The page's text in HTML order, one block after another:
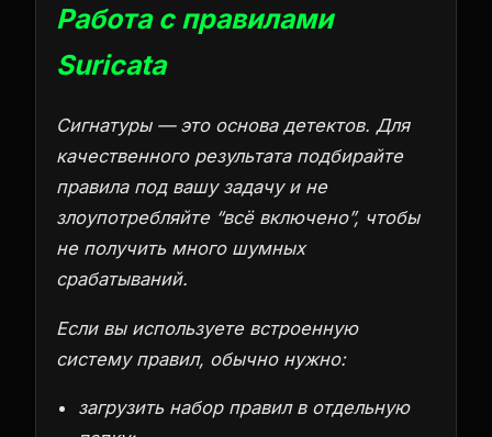
Работа с правилами
Suricata
Сигнатуры — это основа детектов. Для
качественного результата подбирайте
правила под вашу задачу и не
злоупотребляйте “всё включено”, чтобы
не получить много шумных
срабатываний.
Если вы используете встроенную
систему правил, обычно нужно:
загрузить набор правил в отдельную